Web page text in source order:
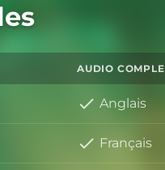
AUDIO
Anglais
Français